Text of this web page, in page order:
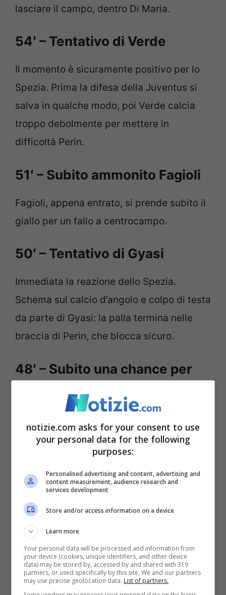
lasciare il campo, dentro Di Maria.
54′ – Tentativo di Verde
Il momento è sicuramente positivo per lo
Spezia. Prima la difesa della Juventus si
salva in qualche modo, poi Verde calcia
troppo debolmente per mettere in
difficoltà Perin.
51′ – Subito ammonito Fagioli
Fagioli, appena entrato, si prende subito il
giallo per un fallo a centrocampo.
50′ – Tentativo di Gyasi
Immediata la reazione dello Spezia.
Schema sul calcio d’angolo e colpo di testa
da parte di Gyasi: la palla termina nelle
braccia di Perin, che blocca sicuro.
48′ – Subito una chance per
Nella ripresa la Juventus ha subito una
grande occasione: ancora un cross dalla
sinistra per Kean, che questa volta ci prova
con la testa, ma la mira è imprecisa.
46′ – Si riparte con due cambi
Si riparte con due cambi nella Juventus:
fuori Cuadrado e Paredes, dentro De
Sciglio e Fagioli.
notizie.com asks for your consent to use
your personal data for the following
purposes:
Personalised advertising and content, advertising and
content measurement, audience research and
services development
Store and/or access information on a device
Learn more
Your personal data will be processed and information from
your device (cookies, unique identifiers, and other device
data) may be stored by, accessed by and shared with 319
partners, or used specifically by this site. We and our partners
may use precise geolocation data. List of partners.